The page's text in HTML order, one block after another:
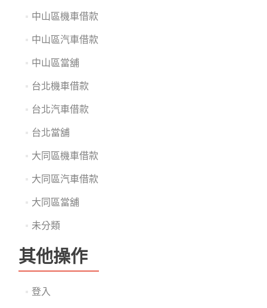
中山區機車借款
中山區汽車借款
中山區當舖
台北機車借款
台北汽車借款
台北當舖
大同區機車借款
大同區汽車借款
大同區當舖
未分類
其他操作
登入